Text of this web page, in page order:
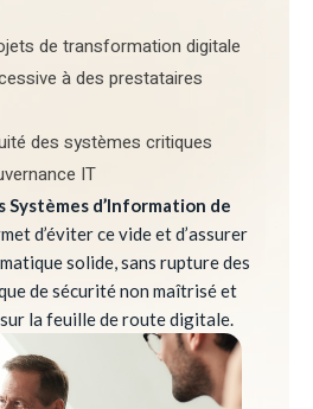
de transformation digitale
à des prestataires
des systèmes critiques
IT
Systèmes d’Information de
d’éviter ce vide et d’assurer
solide, sans rupture des
de sécurité non maîtrisé et
la feuille de route digitale.